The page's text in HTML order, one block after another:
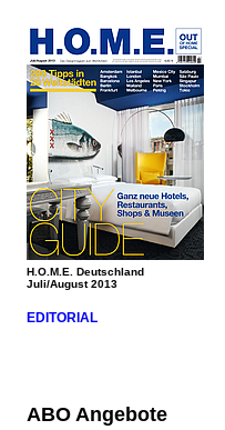
H.O.M.E. Deutschland
Juli/August 2013
EDITORIAL
ABO Angebote